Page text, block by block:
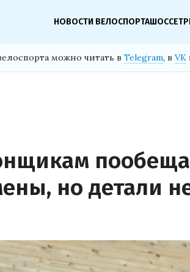
НОВОСТИ ВЕЛОСПОРТАШОССЕ
можно читать в Telegram, в VK
но детали